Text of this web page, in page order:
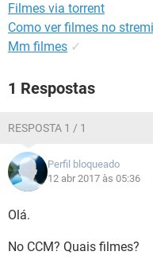
Filmes via torrent
Como ver filmes no
Mm filmes ✓
1 Respostas
RESPOSTA 1 / 1
Perfil bloqueado
12 abr 2017 às 05:36
Olá.
No CCM? Quais filmes?